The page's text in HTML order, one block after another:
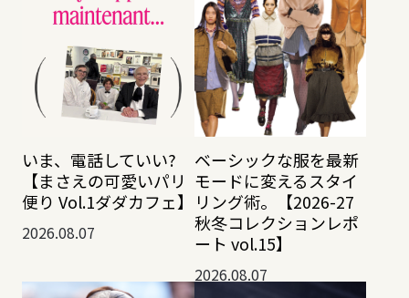
いま、電話していい?
【まさえの可愛いパリ
便り Vol.1ダダカフェ】
2026.08.07
ベーシックな服を最新
モードに変えるスタイ
リング術。【2026-27
秋冬コレクションレポ
ート vol.15】
2026.08.07